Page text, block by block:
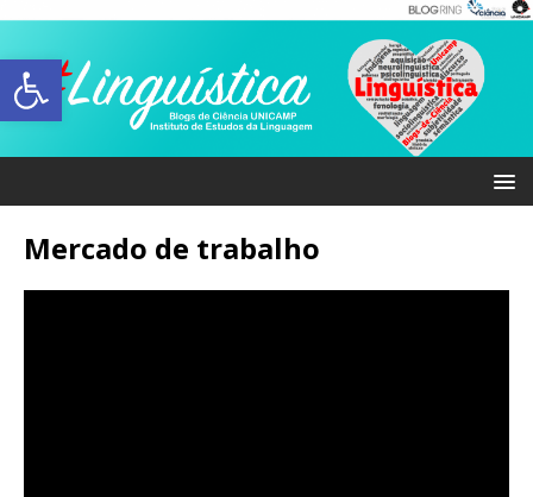
Abrir a barra de ferramentas
Mercado de trabalho